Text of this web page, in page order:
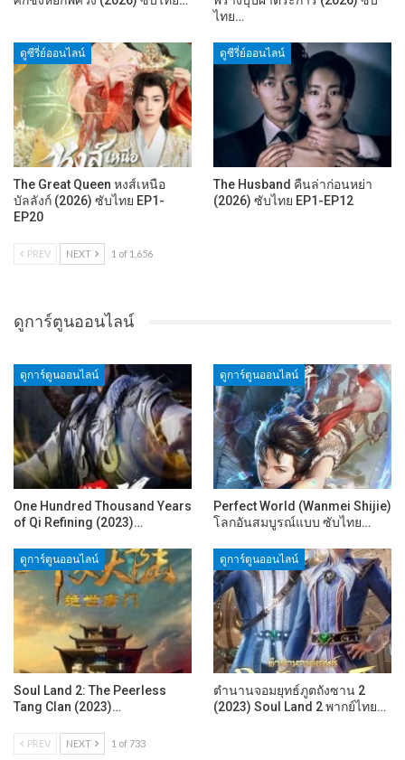
ไทย…
ดูซีรี่ย์ออนไลน์
The Great Queen หงส์เหนือ
บัลลังก์ (2026) ซับไทย EP1-
EP20
ดูซีรี่ย์ออนไลน์
The Husband คืนล่าก่อนหย่า
(2026) ซับไทย EP1-EP12
PREV NEXT 1 of 1,656
ดูการ์ตูนออนไลน์
ดูการ์ตูนออนไลน์
One Hundred Thousand Years
of Qi Refining (2023)…
ดูการ์ตูนออนไลน์
Perfect World (Wanmei Shijie)
โลกอันสมบูรณ์แบบ ซับไทย…
ดูการ์ตูนออนไลน์
Soul Land 2: The Peerless
Tang Clan (2023)…
ดูการ์ตูนออนไลน์
ตำนานจอมยุทธ์ภูตถังซาน 2
(2023) Soul Land 2 พากย์ไทย…
PREV NEXT 1 of 733